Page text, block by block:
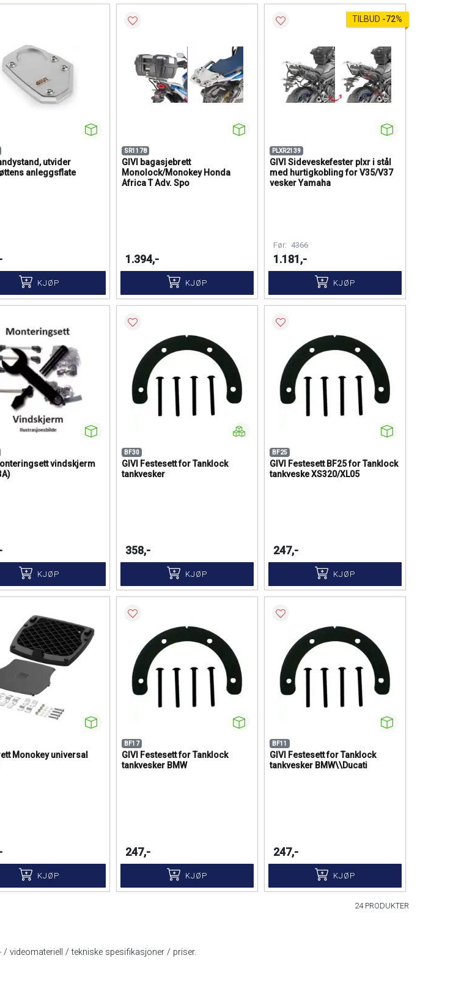
utvider
anleggsflate
KJØP
SR1178
GIVI bagasjebrett
Monolock/Monokey Honda
Africa T Adv. Spo
1.394,-
KJØP
TILBUD -72%
PLXR2139
GIVI Sideveskefester plxr i stål
med hurtigkobling for V35/V37
vesker Yamaha
Før: 4366
1.181,-
KJØP
vindskjerm
KJØP
BF30
GIVI Festesett for Tanklock
tankvesker
358,-
KJØP
BF25
GIVI Festesett BF25 for Tanklock
tankveske XS320/XL05
247,-
KJØP
Monokey universal
KJØP
BF17
GIVI Festesett for Tanklock
tankvesker BMW
247,-
KJØP
BF11
GIVI Festesett for Tanklock
tankvesker BMW\\Ducati
247,-
KJØP
24 PRODUKTER
videomateriell / tekniske spesifikasjoner / priser.